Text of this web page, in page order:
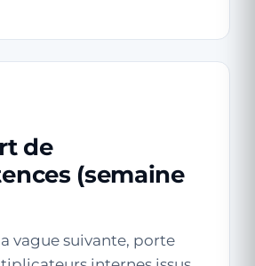
de
(semaine
vague suivante, porte